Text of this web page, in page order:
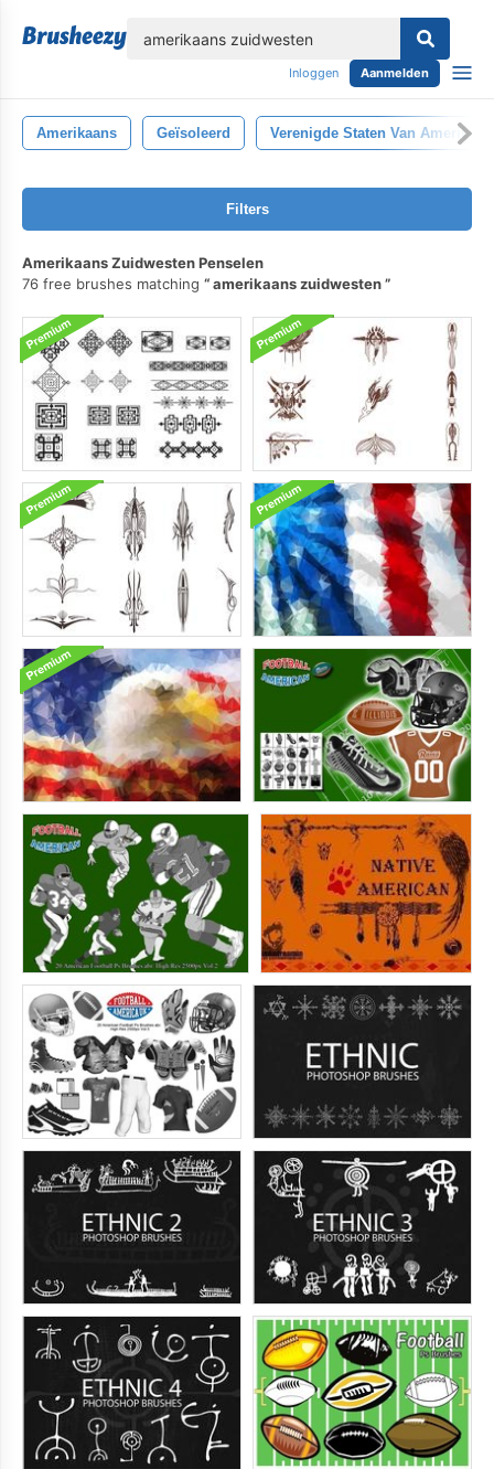
Inloggen Aanmelden
Amerikaans Geïsoleerd Verenigde Staten Van Amerika
Filters
Amerikaans Zuidwesten Penselen
76 free brushes matching
amerikaans zuidwesten